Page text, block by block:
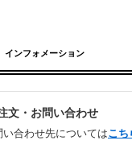
インフォメーション
文・お問い合わせ
合わせ先についてはこち